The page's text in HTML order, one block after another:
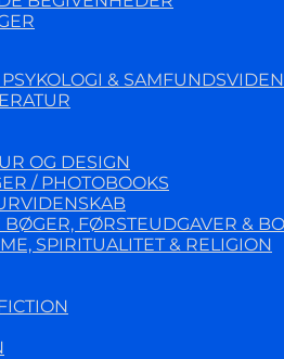
&
OG DESIGN
/ PHOTOBOOKS
FØRSTEUDGAVER &
SPIRITUALITET & RELIGION